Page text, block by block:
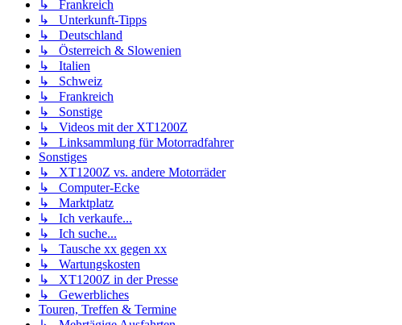
↳ Frankreich
↳ Unterkunft-Tipps
↳ Deutschland
↳ Österreich & Slowenien
↳ Italien
↳ Schweiz
↳ Frankreich
↳ Sonstige
↳ Videos mit der XT1200Z
↳ Linksammlung für Motorradfahrer
Sonstiges
↳ XT1200Z vs. andere Motorräder
↳ Computer-Ecke
↳ Marktplatz
↳ Ich verkaufe...
↳ Ich suche...
↳ Tausche xx gegen xx
↳ Wartungskosten
↳ XT1200Z in der Presse
↳ Gewerbliches
Touren, Treffen & Termine